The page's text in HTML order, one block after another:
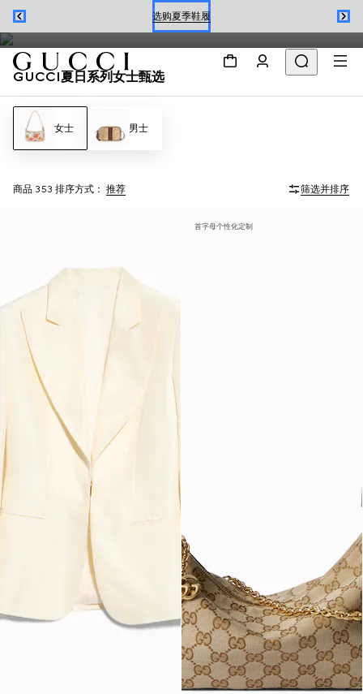
选购夏季鞋履
预约
选购夏季鞋履
从Jackie 1961系列到Gucci Giglio系列的夏季连衣裙与手袋，呈现
Flora花卉印花之美，契合当季风格。
GUCCI夏日系列女士甄选
女士 男士
商品 353 排序方式： 推荐 筛选并排序
首字母个性化定制